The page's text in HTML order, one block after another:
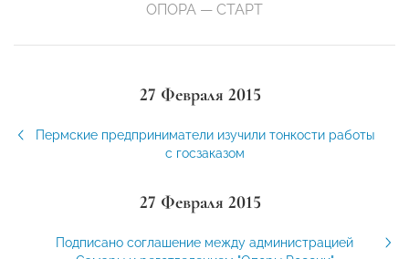
ОПОРА — СТАРТ
27 Февраля 2015
Пермские предприниматели изучили тонкости работы
с госзаказом
27 Февраля 2015
Подписано соглашение между администрацией